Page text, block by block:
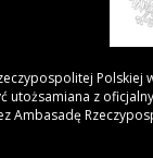
Polskiej
utożsamiana z
Ambasadę